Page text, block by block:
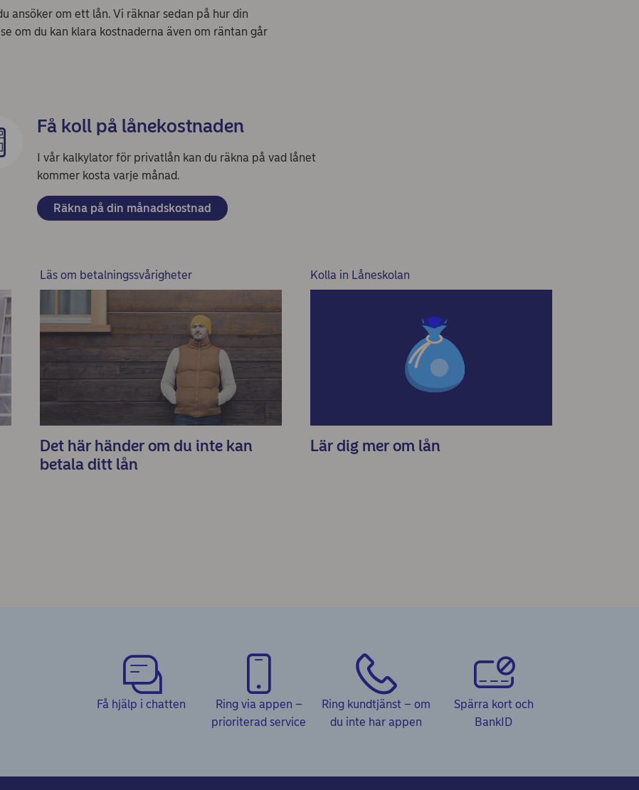
ansöker om ett lån. Vi räknar sedan på hur din
om du kan klara kostnaderna även om räntan går
Få koll på lånekostnaden
I vår kalkylator för privatlån kan du räkna på vad lånet
kommer kosta varje månad.
Räkna på din månadskostnad
Läs om betalningssvårigheter
Det här händer om du inte kan
betala ditt lån
Kolla in Låneskolan
Lär dig mer om lån
Få hjälp i chatten
Ring via appen –
prioriterad service
Ring kundtjänst – om
du inte har appen
Spärra kort och
BankID